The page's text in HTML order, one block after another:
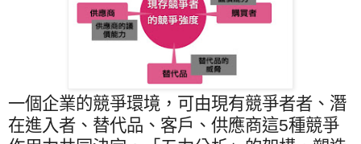
一個企業的競爭環境，可由現有競爭者者、潛
在進入者、替代品、客戶、供應商這5種競爭